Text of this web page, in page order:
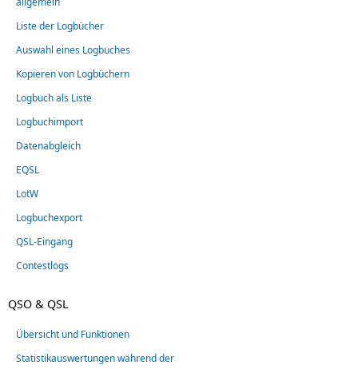
Liste der Logbücher
Auswahl eines Logbuches
Kopieren von Logbüchern
Logbuch als Liste
Logbuchimport
Datenabgleich
EQSL
LotW
Logbuchexport
QSL-Eingang
Contestlogs
QSO & QSL
Übersicht und Funktionen
Statistikauswertungen während der